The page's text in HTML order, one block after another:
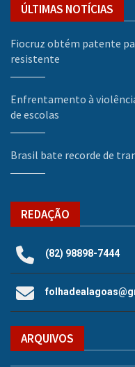
ÚLTIMAS NOTÍCIAS
Fiocruz obtém patente
resistente
Enfrentamento à
de escolas
Brasil bate recorde de
REDAÇÃO
(82) 98898-7444
ARQUIVOS